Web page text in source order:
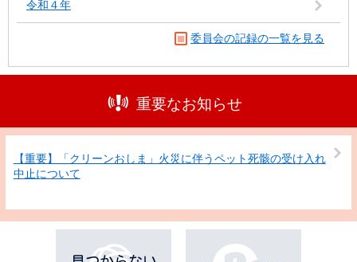
令和４年
委員会の記録の一覧を見る
重要なお知らせ
【重要】「クリーンおしま」火災に伴うペット死骸の受け入れ
中止について